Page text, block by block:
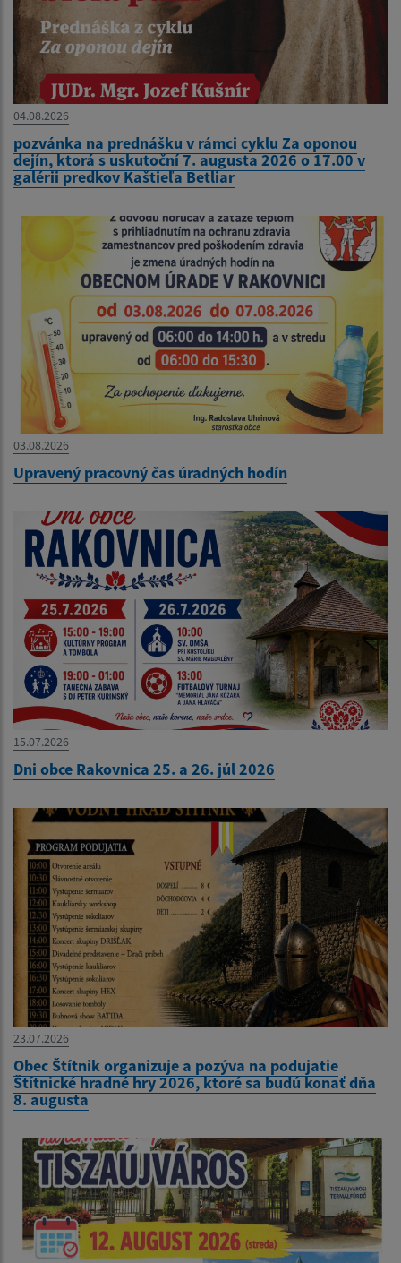
04.08.2026
pozvánka na prednášku v rámci cyklu Za oponou
dejín, ktorá s uskutoční 7. augusta 2026 o 17.00 v
galérii predkov Kaštieľa Betliar
03.08.2026
Upravený pracovný čas úradných hodín
15.07.2026
Dni obce Rakovnica 25. a 26. júl 2026
23.07.2026
Obec Štítnik organizuje a pozýva na podujatie
Štítnické hradné hry 2026, ktoré sa budú konať dňa
8. augusta